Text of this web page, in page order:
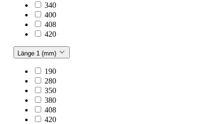
340
400
408
420
Länge 1 (mm)
190
280
350
380
408
420